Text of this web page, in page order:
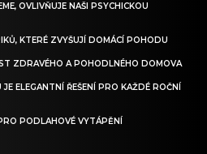
OVLIVŇUJE NAŠI PSYCHICKOU
KTERÉ ZVYŠUJÍ DOMÁCÍ POHODU
ZDRAVÉHO A POHODLNÉHO DOMOVA
ELEGANTNÍ ŘEŠENÍ PRO KAŽDÉ ROČNÍ
PODLAHOVÉ VYTÁPĚNÍ